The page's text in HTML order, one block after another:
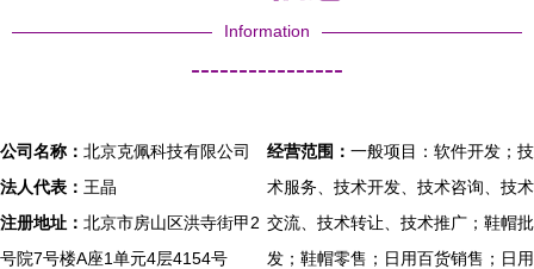
Information
----------------
公司名称： 北京克佩科技有限公司
法人代表： 王晶
注册地址： 北京市房山区洪寺街甲2
号院7号楼A座1单元4层4154号
经营范围： 一般项目：软件开发；技
术服务、技术开发、技术咨询、技术
交流、技术转让、技术推广；鞋帽批
发；鞋帽零售；日用百货销售；日用